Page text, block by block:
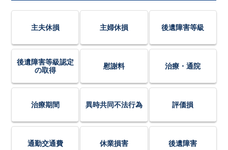
主夫休損 主婦休損 後遺障害等級
後遺障害等級認定
の取得
慰謝料 治療・通院
治療期間 異時共同不法行為 評価損
通勤交通費 休業損害 後遺障害